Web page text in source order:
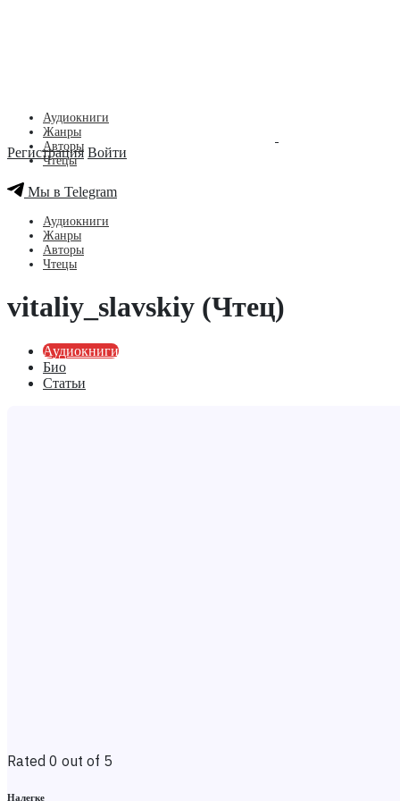
Регистрация Войти
Аудиокниги
Жанры
Авторы
Чтецы
Мы в Telegram
Аудиокниги
Жанры
Авторы
Чтецы
vitaliy_slavskiy (Чтец)
Аудиокниги
Био
Статьи
Rated 0 out of 5
Налегке